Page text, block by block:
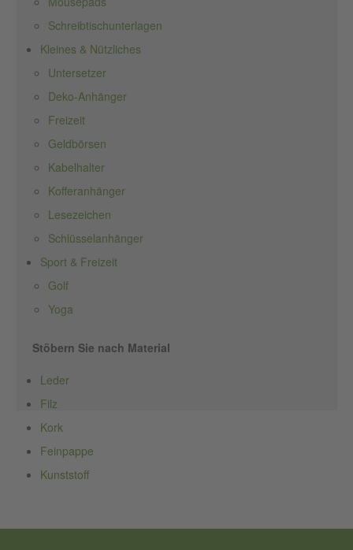
Schreibtischunterlagen
Kleines & Nützliches
Untersetzer
Deko-Anhänger
Freizeit
Geldbörsen
Kabelhalter
Kofferanhänger
Lesezeichen
Schlüsselanhänger
Sport & Freizeit
Golf
Yoga
Stöbern Sie nach Material
Leder
Filz
Kork
Feinpappe
Kunststoff